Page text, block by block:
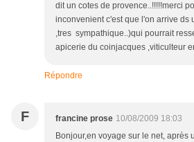
dit un cotes de provence..!!!!!merci
inconvenient c'est que l'on arrive ds
,tres sympathique..)qui pourrait
apicerie du coinjacques ,viticulteur
Répondre
F francine prose 10/08/2009 18:03
Bonjour,en voyage sur le net, après